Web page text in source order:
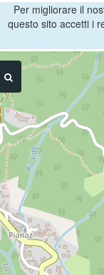
Per migliorare il
questo sito accetti i